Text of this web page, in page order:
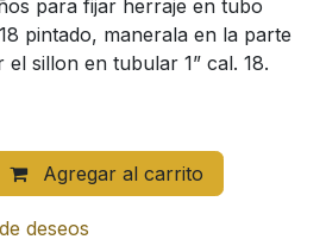
para fijar herraje en tubo
pintado, manerala en la parte
sillon en tubular 1” cal. 18.
Agregar al carrito
deseos